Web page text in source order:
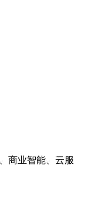
商业智能、云服